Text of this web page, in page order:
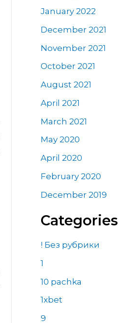
January 2022
December 2021
November 2021
October 2021
August 2021
April 2021
March 2021
May 2020
April 2020
February 2020
December 2019
Categories
! Без рубрики
1
10 pachka
1xbet
9